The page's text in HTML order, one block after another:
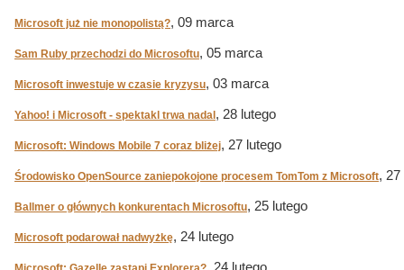
Microsoft już nie monopolistą?, 09 marca
Sam Ruby przechodzi do Microsoftu, 05 marca
Microsoft inwestuje w czasie kryzysu, 03 marca
Yahoo! i Microsoft - spektakl trwa nadal , 28 lutego
Microsoft: Windows Mobile 7 coraz bliżej, 27 lutego
Środowisko OpenSource zaniepokojone procesem TomTom z Microsoft, 27
Ballmer o głównych konkurentach Microsoftu, 25 lutego
Microsoft podarował nadwyżkę, 24 lutego